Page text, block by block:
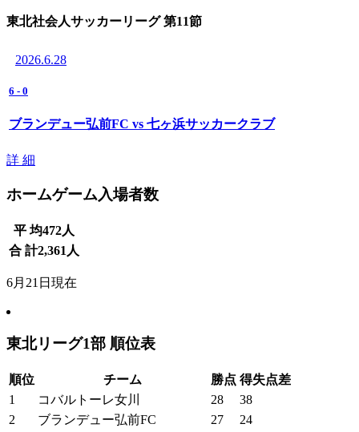
東北社会人サッカーリーグ 第11節
2026.6.28
6 - 0
ブランデュー弘前FC vs 七ヶ浜サッカークラブ
詳 細
ホームゲーム入場者数
平 均472人
合 計2,361 人
6月21日現在
東北リーグ1部 順位表
順位 チーム 勝点 得失点差
1
コバルトーレ女川 28
38
2
ブランデュー弘前FC 27
24